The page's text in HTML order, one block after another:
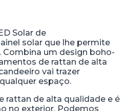
Solar de
solar que lhe permite
Combina um design boho-
de rattan de alta
vai trazer
espaço.
rattan de alta qualidade e é
no exterior. Podemos